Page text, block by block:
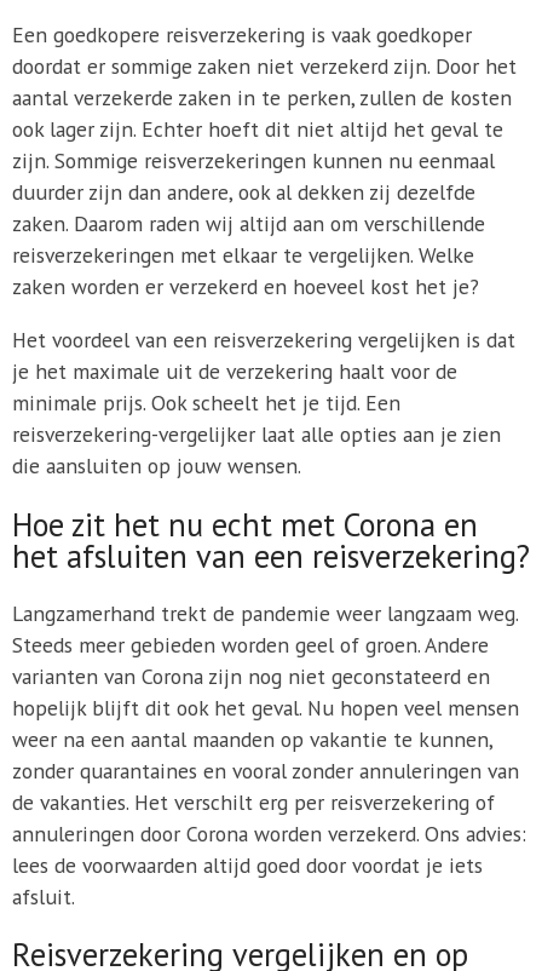
Een goedkopere reisverzekering is vaak goedkoper
doordat er sommige zaken niet verzekerd zijn. Door het
aantal verzekerde zaken in te perken, zullen de kosten
ook lager zijn. Echter hoeft dit niet altijd het geval te
zijn. Sommige reisverzekeringen kunnen nu eenmaal
duurder zijn dan andere, ook al dekken zij dezelfde
zaken. Daarom raden wij altijd aan om verschillende
reisverzekeringen met elkaar te vergelijken. Welke
zaken worden er verzekerd en hoeveel kost het je?
Het voordeel van een reisverzekering vergelijken is dat
je het maximale uit de verzekering haalt voor de
minimale prijs. Ook scheelt het je tijd. Een
reisverzekering-vergelijker laat alle opties aan je zien
die aansluiten op jouw wensen.
Hoe zit het nu echt met Corona en
het afsluiten van een reisverzekering?
Langzamerhand trekt de pandemie weer langzaam weg.
Steeds meer gebieden worden geel of groen. Andere
varianten van Corona zijn nog niet geconstateerd en
hopelijk blijft dit ook het geval. Nu hopen veel mensen
weer na een aantal maanden op vakantie te kunnen,
zonder quarantaines en vooral zonder annuleringen van
de vakanties. Het verschilt erg per reisverzekering of
annuleringen door Corona worden verzekerd. Ons advies:
lees de voorwaarden altijd goed door voordat je iets
afsluit.
Reisverzekering vergelijken en op